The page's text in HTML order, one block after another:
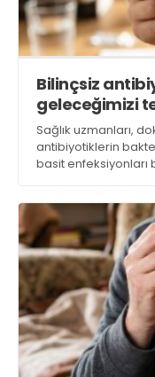
Bilinçsiz
geleceğimizi
Sağlık uzmanları,
antibiyotiklerin
basit